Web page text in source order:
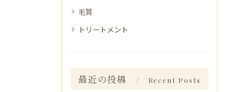
毛質
トリートメント
最近の投稿 Recent Posts